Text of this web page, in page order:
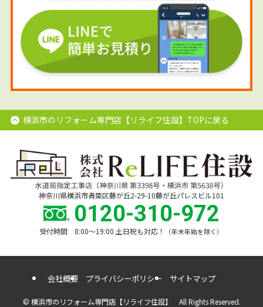
横浜市のリフォーム専門店【リライフ住設】TOPに戻る
神奈川県横浜市青葉区藤が丘2-29-10藤が丘パレスビル101
0120-310-972
受付時間 8:00〜19:00 土日祝も対応！ （年末年始を除く）
会社概要 プライバシーポリシー サイトマップ
© 横浜市のリフォーム専門店【リライフ住設】 All Rights Reserved.